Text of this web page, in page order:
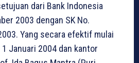
dari Bank Indonesia
2003 dengan SK No.
Yang secara efektif mulai
Januari 2004 dan kantor